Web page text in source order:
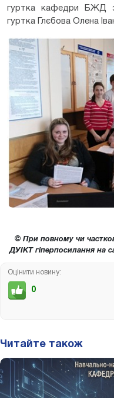
гуртка кафедри БЖД з
гуртка Глєбова Олена
© При повному чи
ДУІКТ гіперпосилання на
Оцінити новину:
0
Читайте також